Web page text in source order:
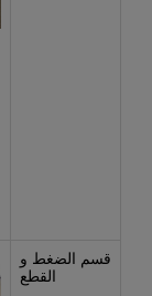
قسم الضغط و
القطع